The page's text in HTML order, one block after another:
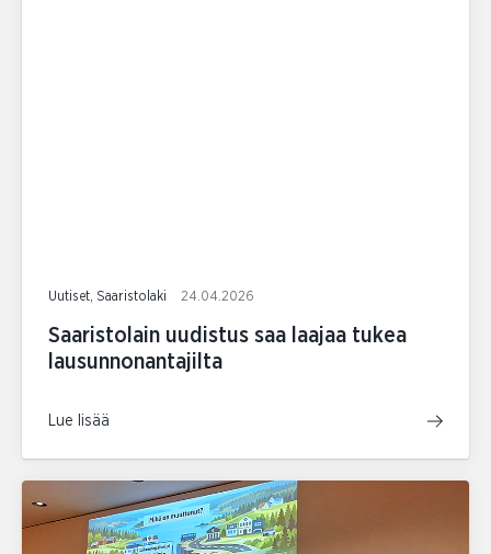
Uutiset, Saaristolaki 24.04.2026
Saaristolain uudistus saa laajaa tukea
lausunnonantajilta
Lue lisää